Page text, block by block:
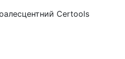
Certools